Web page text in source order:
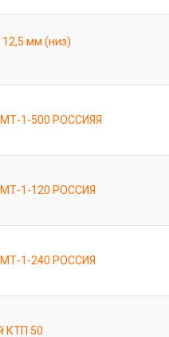
мм (низ)
1-500 РОССИЯЯ
1-120 РОССИЯ
1-240 РОССИЯ
КТП 50